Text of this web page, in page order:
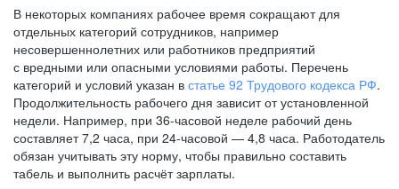
В некоторых компаниях рабочее время сокращают для
отдельных категорий сотрудников, например
несовершеннолетних или работников предприятий
с вредными или опасными условиями работы. Перечень
категорий и условий указан в статье 92 Трудового кодекса РФ.
Продолжительность рабочего дня зависит от установленной
недели. Например, при 36-часовой неделе рабочий день
составляет 7,2 часа, при 24-часовой — 4,8 часа. Работодатель
обязан учитывать эту норму, чтобы правильно составить
табель и выполнить расчёт зарплаты.